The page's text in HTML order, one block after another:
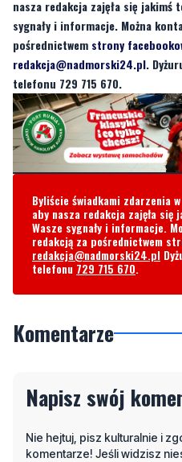
nasza redakcja zajęła się jakimś
sygnały i informacje. Można
pośrednictwem strony
redakcja@nadmorski24.pl.
telefonu 729 715 670.
Byliście świadkami zdarzenia
aby nasza redakcja zajęła się
Wasze sygnały i informacje.
redakcją za pośrednictwem
redakcja@nadmorski24.pl
telefonu 729 715 670.
Komentarze
Napisz swój
Nie hejtuj, pisz kulturalnie i
komentarze! Jeśli widzisz